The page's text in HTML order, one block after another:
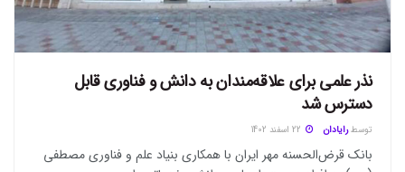
نذر علمی برای علاقه‌مندان به دانش و فناوری قابل
دسترس شد
توسط رایادان
بانک قرض‌الحسنه مهر ایران با همکاری بنیاد علم و فناوری مصطفی